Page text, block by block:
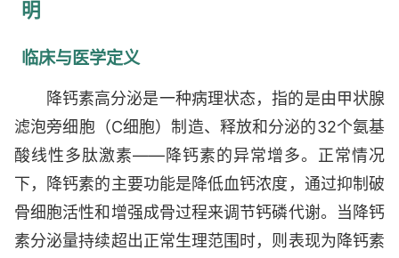
明
临床与医学定义
降钙素高分泌是一种病理状态，指的是由甲状腺
滤泡旁细胞（C细胞）制造、释放和分泌的32个氨基
酸线性多肽激素——降钙素的异常增多。正常情况
下，降钙素的主要功能是降低血钙浓度，通过抑制破
骨细胞活性和增强成骨过程来调节钙磷代谢。当降钙
素分泌量持续超出正常生理范围时，则表现为降钙素